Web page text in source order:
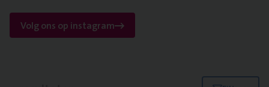
Volg ons op instagram